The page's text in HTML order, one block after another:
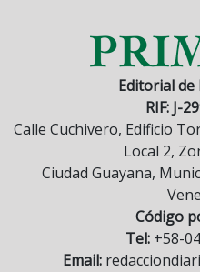
Editorial de
RIF: J-
Calle Cuchivero, Edificio
Local 2,
Ciudad Guayana,
Código
Tel:+58-
Email: